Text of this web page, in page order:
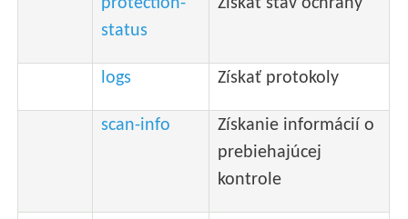
protection-
status
Získať stav ochrany
logs Získať protokoly
scan-info
Získanie informácií o
prebiehajúcej
kontrole